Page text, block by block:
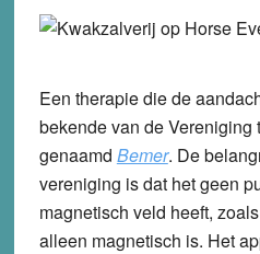
Een therapie die de
bekende van de
genaamd Bemer. De
vereniging is dat het geen
magnetisch veld heeft,
alleen magnetisch is. Het